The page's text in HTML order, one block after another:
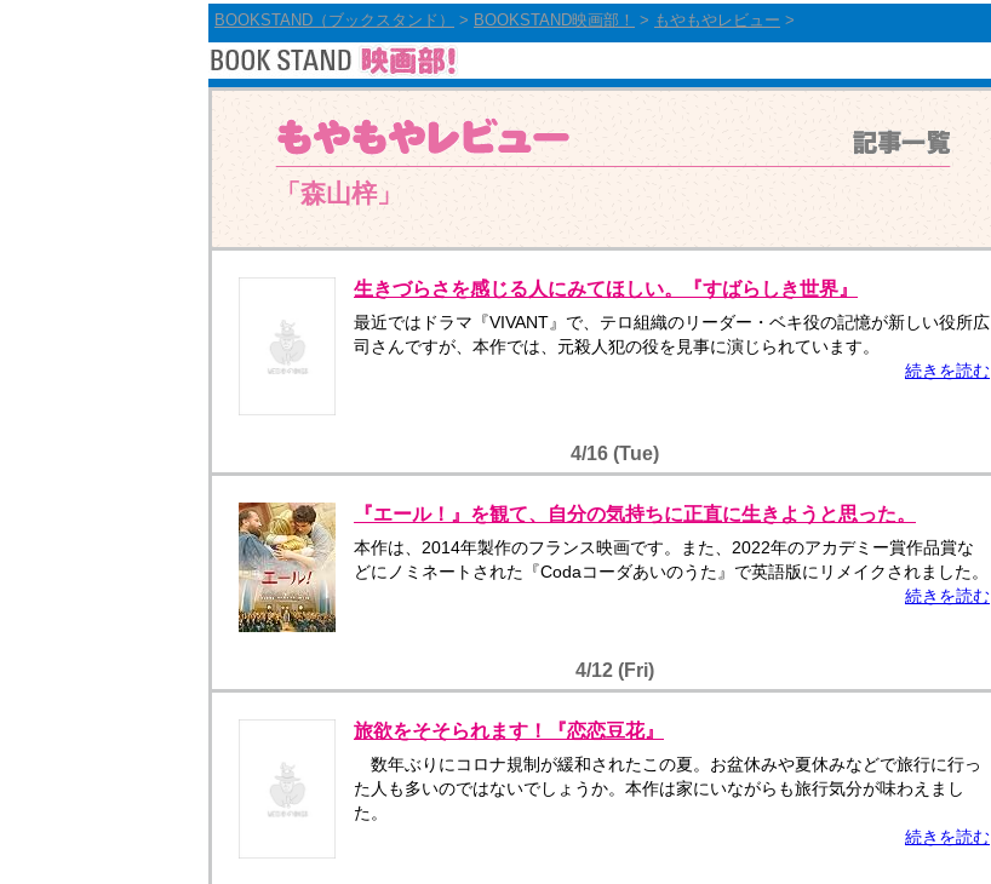
BOOKSTAND（ブックスタンド） > BOOKSTAND映画部！ > もやもやレビュー >
「森山梓」
生きづらさを感じる人にみてほしい。『すばらしき世界』
最近ではドラマ『VIVANT』で、テロ組織のリーダー・ベキ役の記憶が新しい役所広
司さんですが、本作では、元殺人犯の役を見事に演じられています。
続きを読む
4/16 (Tue)
『エール！』を観て、自分の気持ちに正直に生きようと思った。
本作は、2014年製作のフランス映画です。また、2022年のアカデミー賞作品賞な
どにノミネートされた『Codaコーダあいのうた』で英語版にリメイクされました。
続きを読む
4/12 (Fri)
旅欲をそそられます！『恋恋豆花』
数年ぶりにコロナ規制が緩和されたこの夏。お盆休みや夏休みなどで旅行に行っ
た人も多いのではないでしょうか。本作は家にいながらも旅行気分が味わえまし
た。
続きを読む